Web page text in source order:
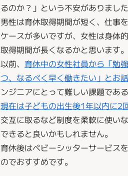
るのか？」という不安がありました
男性は育休取得期間が短く、仕事
ケースが多いですが、女性は身体
取得期間が長くなるかと思います。
以前、 育休中の女性社員から「勉
つ、なるべく早く働きたい」とお
ンジニアにとって難しい課題であ
現在は子どもの出生後1年以内に2
交互に取るなど制度を柔軟に使い
できると良いかもしれません。
育休後はベビーシッターサービス
のでおすすめです。